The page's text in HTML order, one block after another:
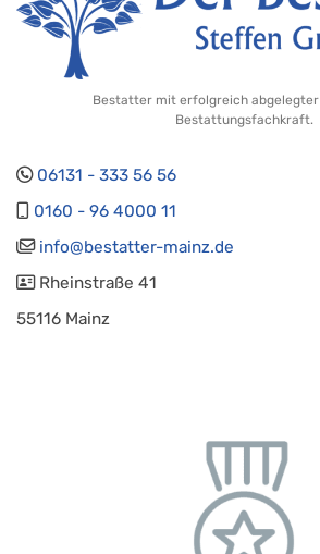
Bestatter mit erfolgreich
Bestattungsfachkraft.
06131 - 333 56 56
0160 - 96 4000 11
info@bestatter-mainz.de
Rheinstraße 41
55116 Mainz